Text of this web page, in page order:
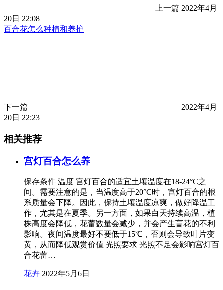
上一篇 2022年4月
20日 22:08
百合花怎么种植和养护
下一篇
2022年4月
20日 22:23
相关推荐
宫灯百合怎么养
保存条件 温度 宫灯百合的适宜土壤温度在18-24°C之
间。需要注意的是，当温度高于20°C时，宫灯百合的根
系质量会下降。因此，保持土壤温度凉爽，做好降温工
作，尤其是在夏季。另一方面，如果白天持续高温，植
株高度会降低，花蕾数量会减少，并会产生盲花的不利
影响。夜间温度最好不要低于15℃，否则会导致叶片变
黄，从而降低观赏价值 光照要求 光照不足会影响宫灯百
合花蕾…
花卉 2022年5月6日